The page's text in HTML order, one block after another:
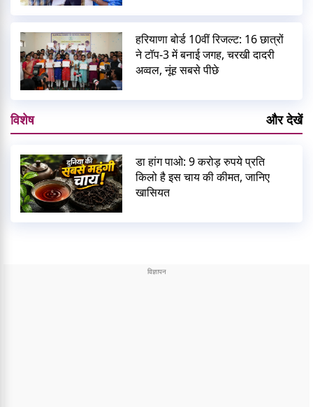
हरियाणा बोर्ड 10वीं रिजल्ट: 16 छात्रों
ने टॉप-3 में बनाई जगह, चरखी दादरी
अव्वल, नूंह सबसे पीछे
विशेष और देखें
डा हांग पाओ: 9 करोड़ रुपये प्रति
किलो है इस चाय की कीमत, जानिए
खासियत